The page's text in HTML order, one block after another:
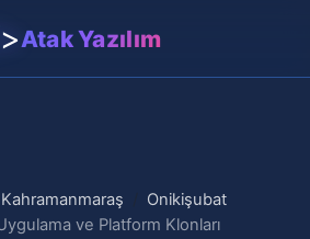
Atak Yazılım
Kahramanmaraş
Onikişubat
ve Platform Klonları